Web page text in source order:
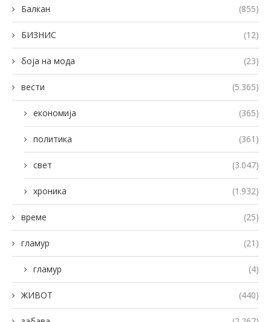
Балкан (855)
БИЗНИС (12)
боја на мода (23)
вести (5.365)
економија (365)
политика (361)
свет (3.047)
хроника (1.932)
време (25)
гламур (21)
гламур (4)
ЖИВОТ (440)